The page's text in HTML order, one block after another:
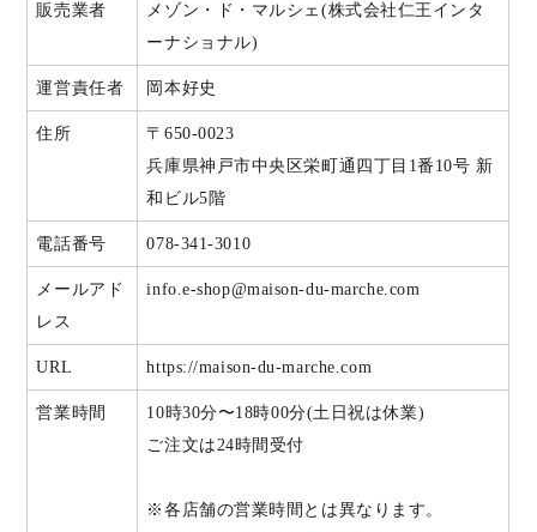
販売業者
メゾン・ド・マルシェ(株式会社仁王インタ
ーナショナル)
運営責任者 岡本好史
住所
〒650-0023
兵庫県神戸市中央区栄町通四丁目1番10号 新
和ビル5階
電話番号 078-341-3010
メールアド
レス
info.e-shop@maison-du-marche.com
URL https://maison-du-marche.com
営業時間
10時30分〜18時00分(土日祝は休業)
ご注文は24時間受付
※各店舗の営業時間とは異なります。